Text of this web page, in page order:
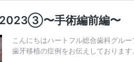
2023③〜手術編前編〜
こんにちはハートフル総合歯科グル
歯牙移植の症例をお伝えしておりま